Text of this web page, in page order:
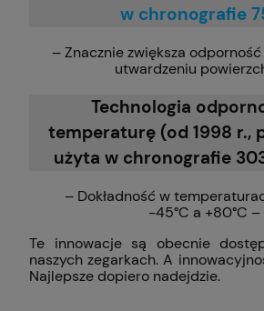
w chronografie
– Znacznie zwiększa
utwardzeniu
Technologia
temperaturę (od 1998 r.,
użyta w chronografie 303
– Dokładność w
-45°C a +80°C –
Te innowacje są obecnie
naszych zegarkach. A
Najlepsze dopiero nadejdzie.